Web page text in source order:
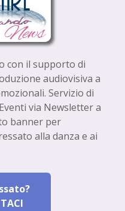
con il supporto di
audiovisiva a
Servizio di
via Newsletter a
banner per
alla danza e ai